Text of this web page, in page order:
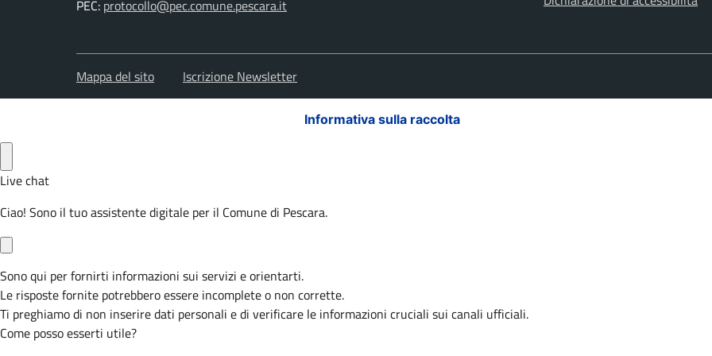
PEC: protocollo@pec.comune.pescara.it
Mappa del sito Iscrizione Newsletter
Informativa sulla raccolta